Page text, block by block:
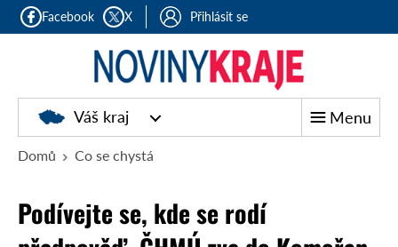
Facebook X Přihlásit se
Noviny
kraje
Váš kraj Menu
Domů Co se chystá
Podívejte se, kde se rodí